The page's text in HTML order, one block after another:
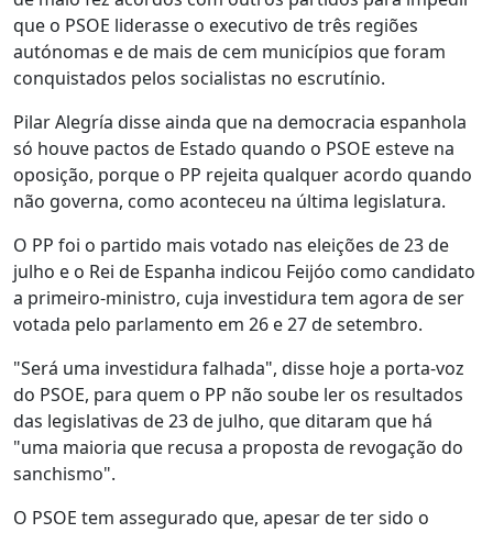
que o PSOE liderasse o executivo de três regiões
autónomas e de mais de cem municípios que foram
conquistados pelos socialistas no escrutínio.
Pilar Alegría disse ainda que na democracia espanhola
só houve pactos de Estado quando o PSOE esteve na
oposição, porque o PP rejeita qualquer acordo quando
não governa, como aconteceu na última legislatura.
O PP foi o partido mais votado nas eleições de 23 de
julho e o Rei de Espanha indicou Feijóo como candidato
a primeiro-ministro, cuja investidura tem agora de ser
votada pelo parlamento em 26 e 27 de setembro.
"Será uma investidura falhada", disse hoje a porta-voz
do PSOE, para quem o PP não soube ler os resultados
das legislativas de 23 de julho, que ditaram que há
"uma maioria que recusa a proposta de revogação do
sanchismo".
O PSOE tem assegurado que, apesar de ter sido o